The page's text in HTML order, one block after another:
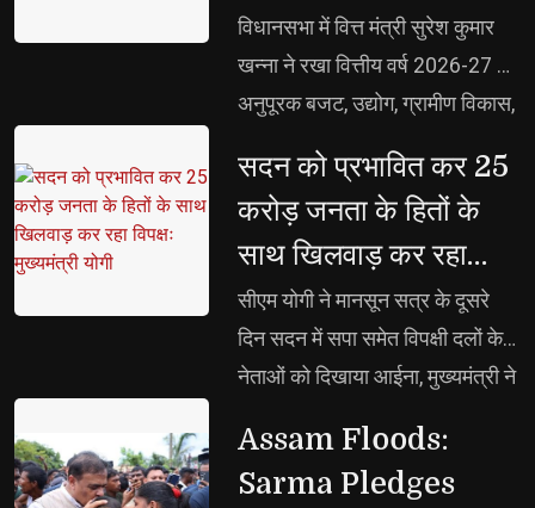
विधानसभा में वित्त मंत्री सुरेश कुमार
खन्ना ने रखा वित्तीय वर्ष 2026-27 का
अनुपूरक बजट, उद्योग, ग्रामीण विकास,
मिला बड़ा प्रोत्साहन, राजस्व लेखे का
व्यय ₹17,399.50 करोड़ तथा पूंजी लेखे
का व्यय ₹41,620.04 करोड़, अनुपूरक
बजट में नई मांगों के लिए की गई
₹7,854.25 करोड़ की व्यवस्था
सदन को प्रभावित कर 25
करोड़ जनता के हितों के
साथ खिलवाड़ कर रहा
विपक्षः मुख्यमंत्री योगी
सीएम योगी ने मानसून सत्र के दूसरे
दिन सदन में सपा समेत विपक्षी दलों के
नेताओं को दिखाया आईना, मुख्यमंत्री ने
विपक्ष का आचरण अभद्रतापूर्ण,
असंवैधानिक व शर्मनाक
Assam Floods:
Sarma Pledges